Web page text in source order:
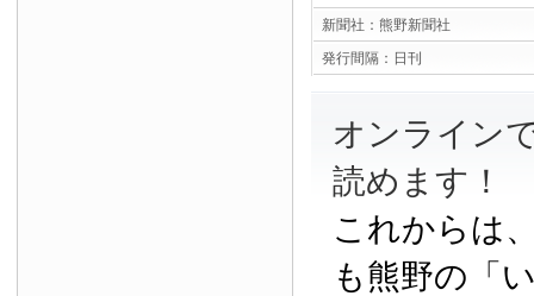
新聞社： 熊野新聞社
発行間隔： 日刊
オンライン
読めます！
これからは
も熊野の「